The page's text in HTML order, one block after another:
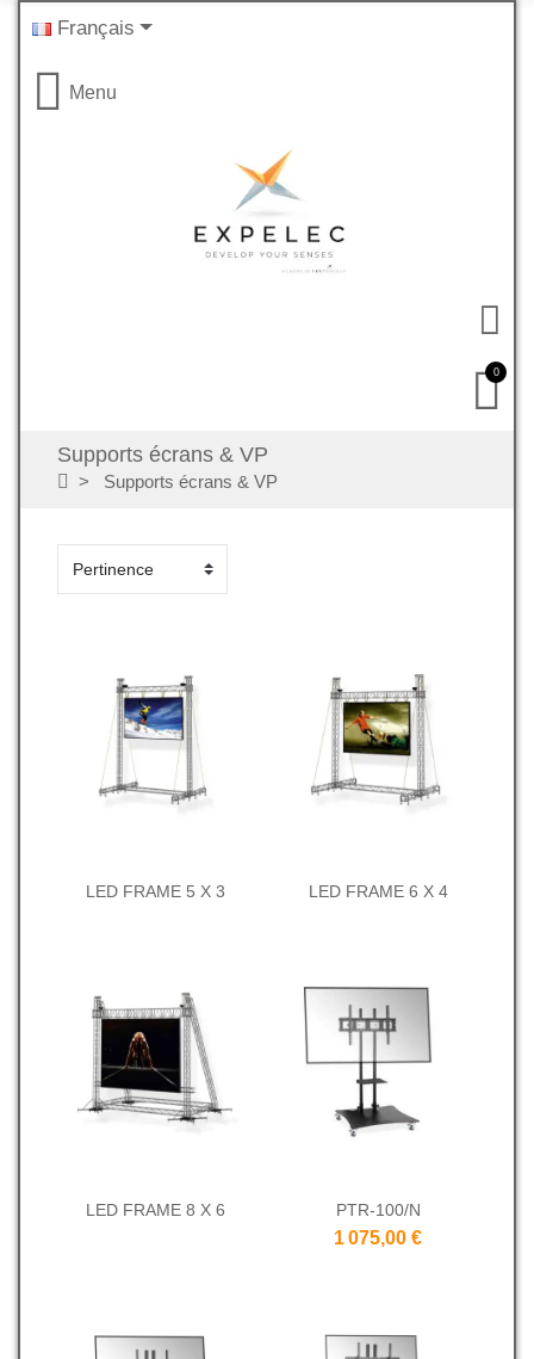
Français
Menu
0
Supports écrans & VP
Supports écrans & VP
LED FRAME 5 X 3 LED FRAME 6 X 4
LED FRAME 8 X 6 PTR-100/N
1 075,00 €